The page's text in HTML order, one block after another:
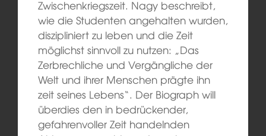
Zwischenkriegszeit. Nagy beschreibt,
wie die Studenten angehalten wurden,
diszipliniert zu leben und die Zeit
möglichst sinnvoll zu nutzen: „Das
Zerbrechliche und Vergängliche der
Welt und ihrer Menschen prägte ihn
zeit seines Lebens“. Der Biograph will
überdies den in bedrückender,
gefahrenvoller Zeit handelnden